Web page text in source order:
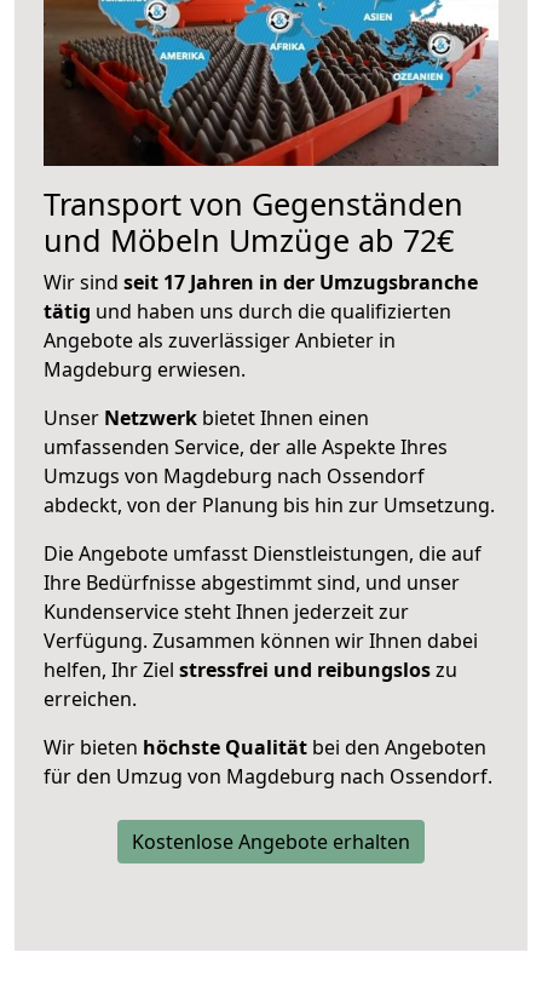
Transport von Gegenständen
und Möbeln Umzüge ab 72€
Wir sind seit 17 Jahren in der Umzugsbranche
tätig und haben uns durch die qualifizierten
Angebote als zuverlässiger Anbieter in
Magdeburg erwiesen.
Unser Netzwerk bietet Ihnen einen
umfassenden Service, der alle Aspekte Ihres
Umzugs von Magdeburg nach Ossendorf
abdeckt, von der Planung bis hin zur Umsetzung.
Die Angebote umfasst Dienstleistungen, die auf
Ihre Bedürfnisse abgestimmt sind, und unser
Kundenservice steht Ihnen jederzeit zur
Verfügung. Zusammen können wir Ihnen dabei
helfen, Ihr Ziel stressfrei und reibungsloszu
erreichen.
Wir bieten höchste Qualität bei den Angeboten
für den Umzug von Magdeburg nach Ossendorf.
Kostenlose Angebote erhalten